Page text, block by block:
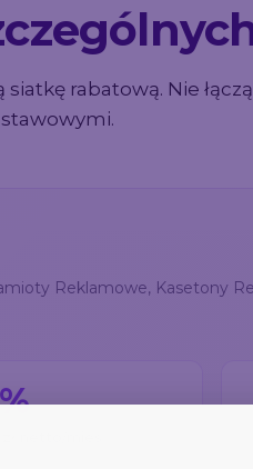
rabatową. Nie łączą
Reklamowe, Kasetony